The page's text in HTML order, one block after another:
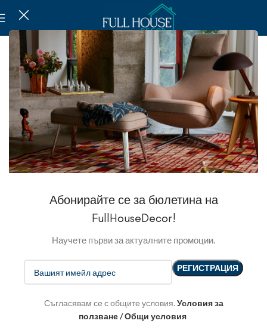
Абонирайте се за бюлетина на
FullHouseDecor!
Научете първи за актуалните промоции.
Съгласявам се с общите условия. Условия за
ползване / Общи условия